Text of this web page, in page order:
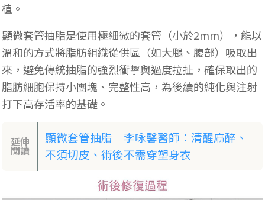
植。
顯微套管抽脂是使用極細微的套管（小於2mm），能以
溫和的方式將脂肪組織從供區（如大腿、腹部）吸取出
來，避免傳統抽脂的強烈衝擊與過度拉扯，確保取出的
脂肪細胞保持小團塊、完整性高，為後續的純化與注射
打下高存活率的基礎。
延伸
閱讀
顯微套管抽脂｜李咏馨醫師：清醒麻醉、
不須切皮、術後不需穿塑身衣